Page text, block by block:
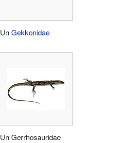
UnGekkonidae
Un Gerrhosauridae